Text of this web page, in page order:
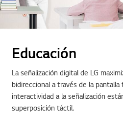
Educación
La señalización digital de LG
bidireccional a través de la
interactividad a la señalización
superposición táctil.